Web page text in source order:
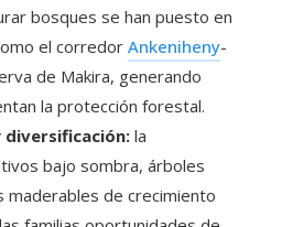
bosques se han puesto en
el corredor Ankeniheny-
de Makira, generando
la protección forestal.
la
bajo sombra, árboles
maderables de crecimiento